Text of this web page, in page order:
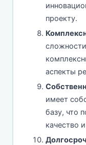
проекту.
аспекты
имеет
базу, что
качество